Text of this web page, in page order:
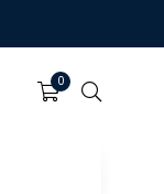
TESLİMAT
0